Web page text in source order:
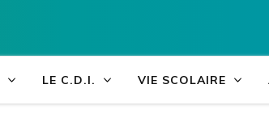
Collège Arthur
LE C.D.I. VIE SCOLAIRE